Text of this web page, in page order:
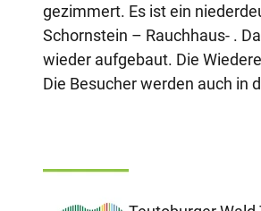
gezimmert. Es ist ein
Schornstein – Rauchhaus- .
wieder aufgebaut. Die
Die Besucher werden auch in